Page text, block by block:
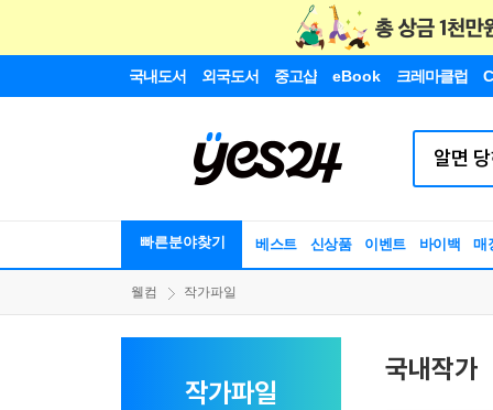
국내도서 외국도서 중고샵 eBook 크레마클럽
빠른분야찾기 베스트 신상품 이벤트 바이백 매
웰컴 작가파일
작가파일
국내작가